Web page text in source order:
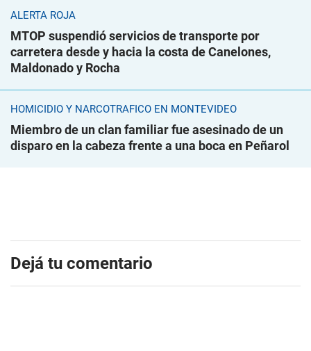
ALERTA ROJA
MTOP suspendió servicios de transporte por
carretera desde y hacia la costa de Canelones,
Maldonado y Rocha
HOMICIDIO Y NARCOTRÁFICO EN MONTEVIDEO
Miembro de un clan familiar fue asesinado de un
disparo en la cabeza frente a una boca en Peñarol
Dejá tu comentario